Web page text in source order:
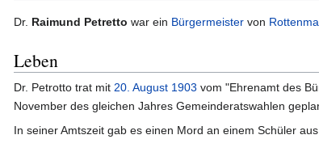
Zur
springen
Zur
springen
Dr. Raimund Petretto war ein Bürgermeister von
Leben
Dr. Petrotto trat mit 20. August 1903 vom "Ehrenamt des
November des gleichen Jahres Gemeinderatswahlen
In seiner Amtszeit gab es einen Mord an einem Schüler